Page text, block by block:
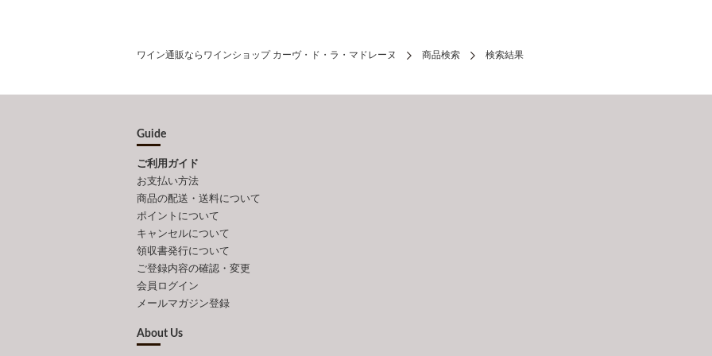
ワイン通販ならワインショップ カーヴ・ド・ラ・マドレーヌ 商品検索 検索結果
Guide
ご利用ガイド
お支払い方法
商品の配送・送料について
ポイントについて
キャンセルについて
領収書発行について
ご登録内容の確認・変更
会員ログイン
メールマガジン登録
About Us